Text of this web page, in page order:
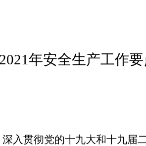
2021年安全生产工作
入贯彻党的十九大和十九届